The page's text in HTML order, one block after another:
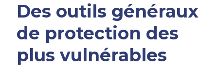
Des outils généraux
de protection des
plus vulnérables